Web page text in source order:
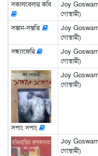
সকালবেলার কবি
Joy
গোস্বামী)
সন্তান-সন্ততি
Joy
গোস্বামী)
সন্ধ্যাফেরি
Joy
গোস্বামী)
সপাং সপাং
Joy
গোস্বামী)
Joy
গোস্বামী)